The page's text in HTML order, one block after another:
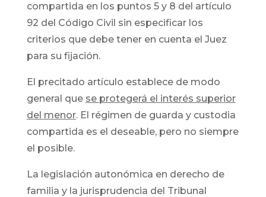
compartida en los puntos 5 y 8 del artículo
92 del Código Civil sin especificar los
criterios que debe tener en cuenta el Juez
para su fijación.
El precitado artículo establece de modo
general que se protegerá el interés superior
del menor. El régimen de guarda y custodia
compartida es el deseable, pero no siempre
el posible.
La legislación autonómica en derecho de
familia y la jurisprudencia del Tribunal